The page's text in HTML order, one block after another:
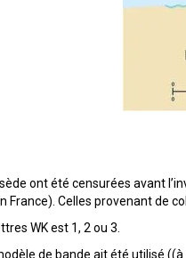
ont été censurées avant
France). Celles provenant de
WK est 1, 2 ou 3.
de bande ait été utilisé